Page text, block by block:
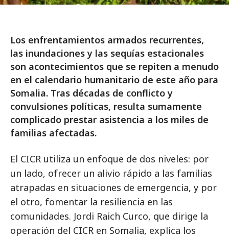
Los enfrentamientos armados recurrentes,
las inundaciones y las sequías estacionales
son acontecimientos que se repiten a menudo
en el calendario humanitario de este año para
Somalia. Tras décadas de conflicto y
convulsiones políticas, resulta sumamente
complicado prestar asistencia a los miles de
familias afectadas.
El CICR utiliza un enfoque de dos niveles: por
un lado, ofrecer un alivio rápido a las familias
atrapadas en situaciones de emergencia, y por
el otro, fomentar la resiliencia en las
comunidades. Jordi Raich Curco, que dirige la
operación del CICR en Somalia, explica los